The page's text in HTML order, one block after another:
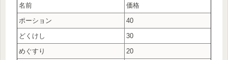
名前
価格
ポーション
40
どくけし
30
めぐすり
20